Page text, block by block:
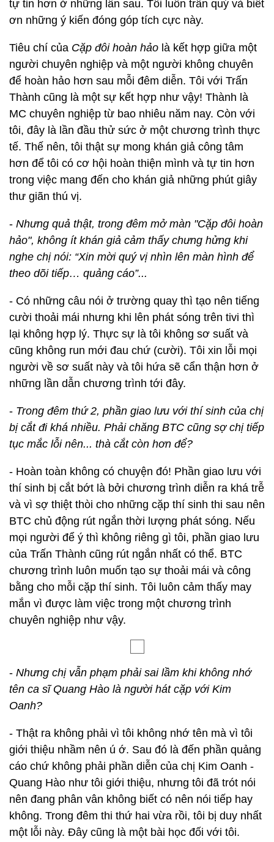
tự tin hơn ở những lần sau. Tôi luôn trân quý và biết
ơn những ý kiến đóng góp tích cực này.
Tiêu chí của Cặp đôi hoàn hảo là kết hợp giữa một
người chuyên nghiệp và một người không chuyên
để hoàn hảo hơn sau mỗi đêm diễn. Tôi với Trấn
Thành cũng là một sự kết hợp như vậy! Thành là
MC chuyên nghiệp từ bao nhiêu năm nay. Còn với
tôi, đây là lần đầu thử sức ở một chương trình thực
tế. Thế nên, tôi thật sự mong khán giả công tâm
hơn để tôi có cơ hội hoàn thiện mình và tự tin hơn
trong việc mang đến cho khán giả những phút giây
thư giãn thú vị.
- Nhưng quả thật, trong đêm mở màn "Cặp đôi hoàn
hảo", không ít khán giả cảm thấy chưng hửng khi
nghe chị nói: “Xin mời quý vị nhìn lên màn hình để
theo dõi tiếp… quảng cáo”...
- Có những câu nói ở trường quay thì tạo nên tiếng
cười thoải mái nhưng khi lên phát sóng trên tivi thì
lại không hợp lý. Thực sự là tôi không sơ suất và
cũng không run mới đau chứ (cười). Tôi xin lỗi mọi
người về sơ suất này và tôi hứa sẽ cẩn thận hơn ở
những lần dẫn chương trình tới đây.
- Trong đêm thứ 2, phần giao lưu với thí sinh của chị
bị cắt đi khá nhiều. Phải chăng BTC cũng sợ chị tiếp
tục mắc lỗi nên... thà cắt còn hơn để?
- Hoàn toàn không có chuyện đó! Phần giao lưu với
thí sinh bị cắt bớt là bởi chương trình diễn ra khá trễ
và vì sợ thiệt thòi cho những cặp thí sinh thi sau nên
BTC chủ động rút ngắn thời lượng phát sóng. Nếu
mọi người để ý thì không riêng gì tôi, phần giao lưu
của Trấn Thành cũng rút ngắn nhất có thể. BTC
chương trình luôn muốn tạo sự thoải mái và công
bằng cho mỗi cặp thí sinh. Tôi luôn cảm thấy may
mắn vì được làm việc trong một chương trình
chuyên nghiệp như vậy.
- Nhưng chị vẫn phạm phải sai lầm khi không nhớ
tên ca sĩ Quang Hào là người hát cặp với Kim
Oanh?
- Thật ra không phải vì tôi không nhớ tên mà vì tôi
giới thiệu nhầm nên ú ớ. Sau đó là đến phần quảng
cáo chứ không phải phần diễn của chị Kim Oanh -
Quang Hào như tôi giới thiệu, nhưng tôi đã trót nói
nên đang phân vân không biết có nên nói tiếp hay
không. Trong đêm thi thứ hai vừa rồi, tôi bị duy nhất
một lỗi này. Đây cũng là một bài học đối với tôi.